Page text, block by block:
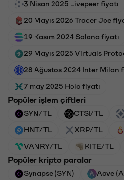
3 Nisan 2025 Livepeer fiyatı
20 Mayıs 2026 Trader Joe
19 Kasım 2024 Solana fiyatı
29 Mayıs 2025 Virtuals
28 Ağustos 2024 Inter Milan
7 may 2025 Holo fiyatı
Popüler işlem çiftleri
SYN/TL CTSI/TL
HNT/TL XRP/TL
VANRY/TL KITE/TL
Popüler kripto paralar
Synapse (SYN) Aave